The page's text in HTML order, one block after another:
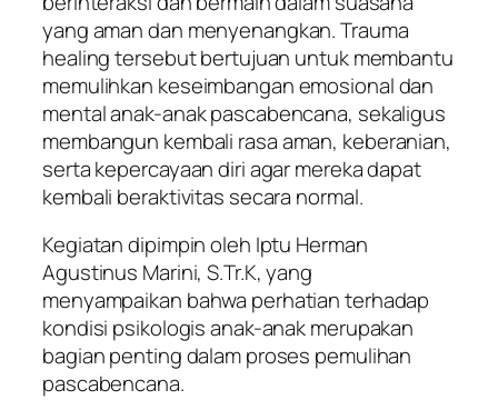
yang aman dan menyenangkan. Trauma
healing tersebut bertujuan untuk membantu
memulihkan keseimbangan emosional dan
mental anak-anak pascabencana, sekaligus
membangun kembali rasa aman, keberanian,
serta kepercayaan diri agar mereka dapat
kembali beraktivitas secara normal.
Kegiatan dipimpin oleh Iptu Herman
Agustinus Marini, S.Tr.K, yang
menyampaikan bahwa perhatian terhadap
kondisi psikologis anak-anak merupakan
bagian penting dalam proses pemulihan
pascabencana.